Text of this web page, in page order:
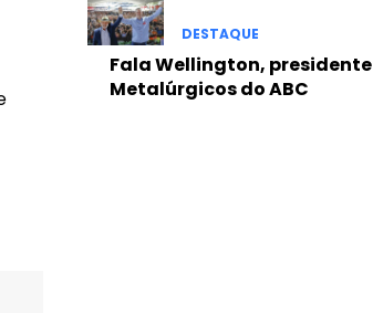
DESTAQUE
Fala Wellington, presidente
Metalúrgicos do ABC